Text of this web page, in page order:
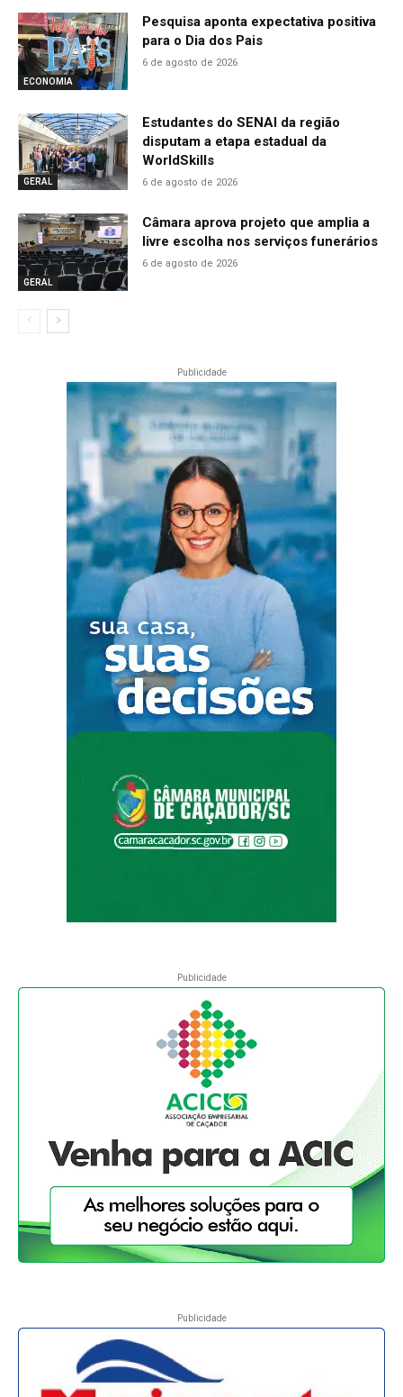
ECONOMIA
Pesquisa aponta expectativa positiva
para o Dia dos Pais
6 de agosto de 2026
GERAL
Estudantes do SENAI da região
disputam a etapa estadual da
WorldSkills
6 de agosto de 2026
GERAL
Câmara aprova projeto que amplia a
livre escolha nos serviços funerários
6 de agosto de 2026
Publicidade
Publicidade
Publicidade